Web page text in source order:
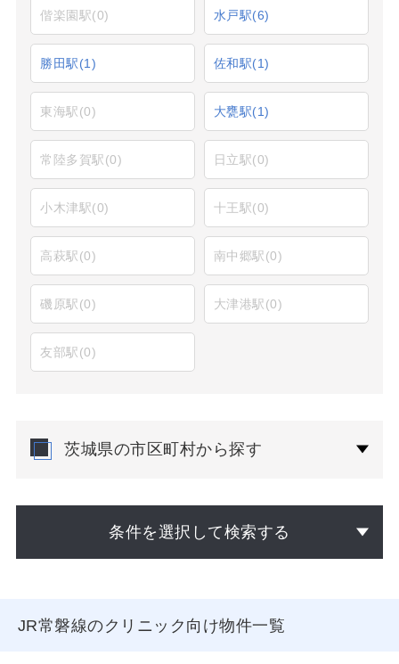
偕楽園駅(0) 水戸駅(6)
勝田駅(1) 佐和駅(1)
東海駅(0) 大甕駅(1)
常陸多賀駅(0) 日立駅(0)
小木津駅(0) 十王駅(0)
高萩駅(0) 南中郷駅(0)
磯原駅(0) 大津港駅(0)
友部駅(0)
茨城県の市区町村から探す
条件を選択して検索する
JR常磐線のクリニック向け物件一覧